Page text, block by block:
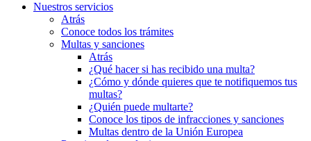
Nuestros servicios
Atrás
Conoce todos los trámites
Multas y sanciones
Atrás
¿Qué hacer si has recibido una multa?
¿Cómo y dónde quieres que te notifiquemos tus
multas?
¿Quién puede multarte?
Conoce los tipos de infracciones y sanciones
Multas dentro de la Unión Europea